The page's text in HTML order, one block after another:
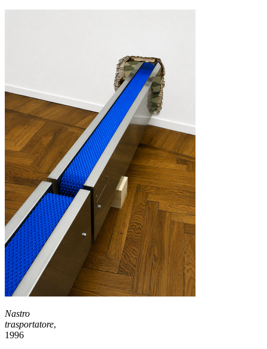
Nastro
trasportatore,
1996